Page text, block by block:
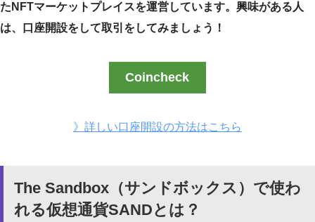
たNFTマーケットプレイスを運営しています。興味がある人
は、口座開設をして取引をしてみましょう！
Coincheck
》詳しい口座開設の方法はこちら
The Sandbox（サンドボックス）で使わ
れる仮想通貨SANDとは？